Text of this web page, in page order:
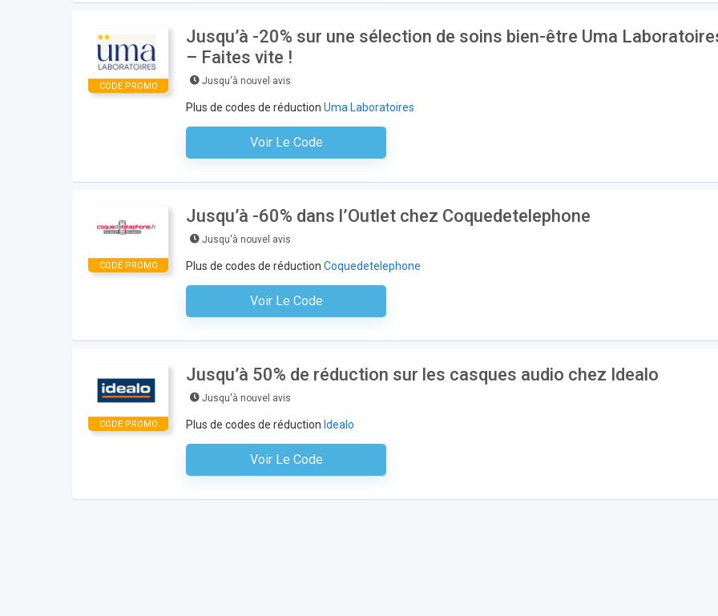
CODE PROMO
Jusqu’à -20% sur une sélection de soins bien-être Uma
– Faites vite !
Jusqu'à nouvel avis
Plus de codes de réduction Uma Laboratoires
Voir Le Code
Aucun Code N'est Nécessaire
CODE PROMO
Jusqu’à -60% dans l’Outlet chez Coquedetelephone
Jusqu'à nouvel avis
Plus de codes de réduction Coquedetelephone
Voir Le Code
Aucun Code N'est Nécessaire
CODE PROMO
Jusqu’à 50% de réduction sur les casques audio chez Idealo
Jusqu'à nouvel avis
Plus de codes de réduction Idealo
Voir Le Code
Aucun Code N'est Nécessaire